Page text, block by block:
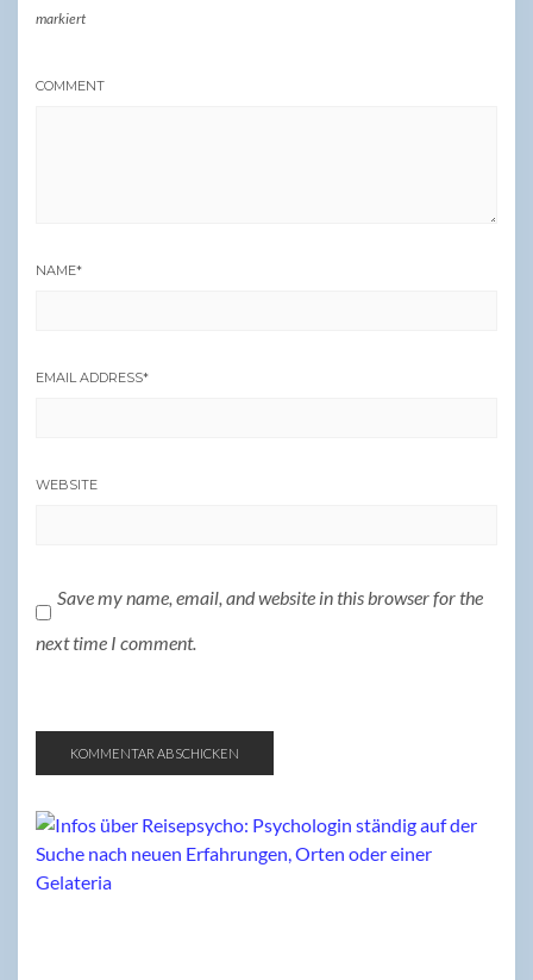
markiert
COMMENT
NAME*
EMAIL ADDRESS*
WEBSITE
Save my name, email, and website in this browser for the
next time I comment.